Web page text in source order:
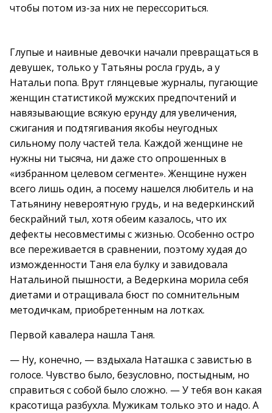
чтобы потом из-за них не перессориться.
Глупые и наивные девочки начали превращаться в
девушек, только у Татьяны росла грудь, а у
Натальи попа. Врут глянцевые журналы, пугающие
женщин статистикой мужских предпочтений и
навязывающие всякую ерунду для увеличения,
сжигания и подтягивания якобы неугодных
сильному полу частей тела. Каждой женщине не
нужны ни тысяча, ни даже сто опрошенных в
«избранном целевом сегменте». Женщине нужен
всего лишь один, а посему нашелся любитель и на
Татьянину невероятную грудь, и на ведеркинский
бескрайний тыл, хотя обеим казалось, что их
дефекты несовместимы с жизнью. Особенно остро
все переживается в сравнении, поэтому худая до
изможденности Таня ела булку и завидовала
Натальиной пышности, а Ведеркина морила себя
диетами и отращивала бюст по сомнительным
методичкам, приобретенным на лотках.
Первой кавалера нашла Таня.
— Ну, конечно, — вздыхала Наташка с завистью в
голосе. Чувство было, безусловно, постыдным, но
справиться с собой было сложно. — У тебя вон какая
красотища разбухла. Мужикам только это и надо. А